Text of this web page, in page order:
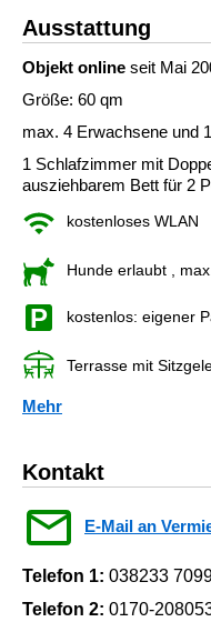
Ausstattung
Objekt online seit Mai
Größe: 60 qm
max. 4 Erwachsene und
1 Schlafzimmer mit
ausziehbarem Bett für 2
kostenloses WLAN
Hunde erlaubt ,
kostenlos: eigener
Terrasse mit
Mehr
Kontakt
E-Mail an
Telefon 1: 038233
Telefon 2: 0170-